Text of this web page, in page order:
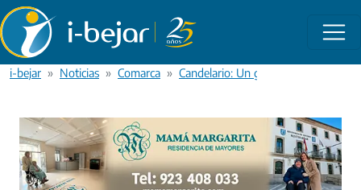
Pasar al contenido principal
i-bejar Noticias Comarca Candelario: Un grupo de vecinos